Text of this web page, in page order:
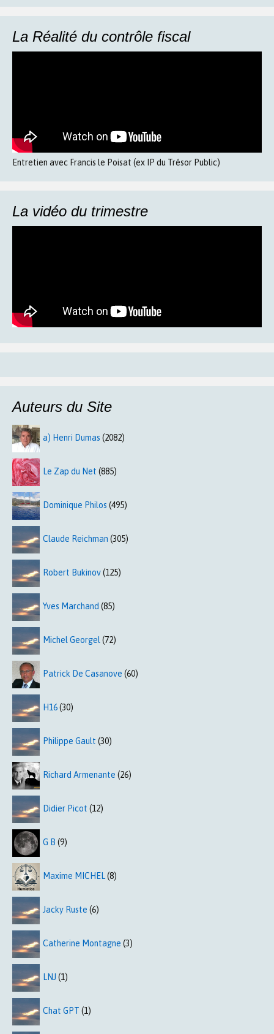
La Réalité du contrôle fiscal
Entretien avec Francis le Poisat (ex IP du Trésor Public)
La vidéo du trimestre
Auteurs du Site
a) Henri Dumas (2082)
Le Zap du Net (885)
Dominique Philos (495)
Claude Reichman (305)
Robert Bukinov(125)
Yves Marchand (85)
Michel Georgel (72)
Patrick De Casanove (60)
H16(30)
Philippe Gault (30)
Richard Armenante (26)
Didier Picot (12)
G B (9)
Maxime MICHEL(8)
Jacky Ruste (6)
Catherine Montagne (3)
LNJ (1)
Chat GPT (1)